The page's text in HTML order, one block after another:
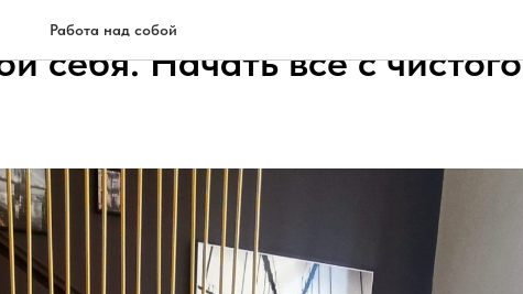
Работа над собой
себя. Начать всё с чистого